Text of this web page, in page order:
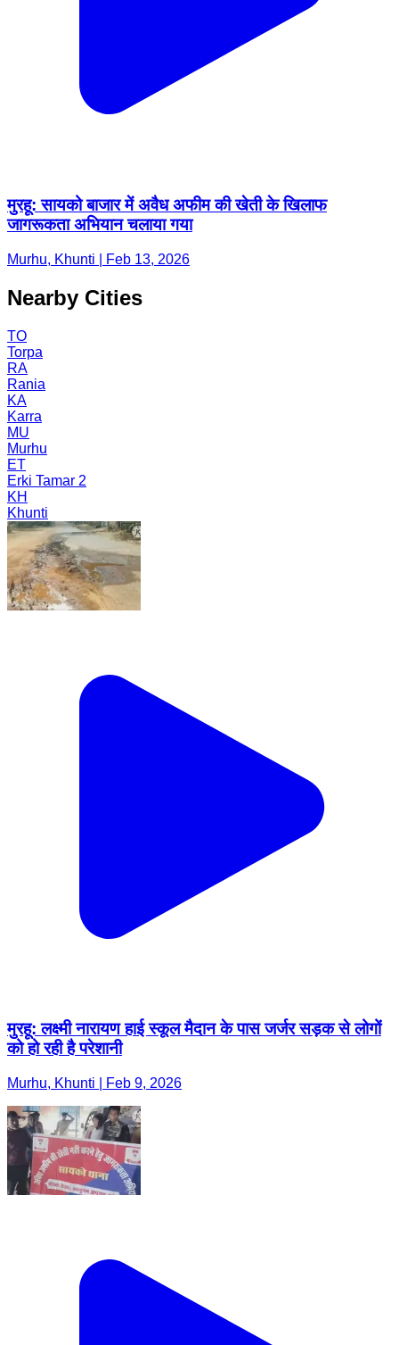
मुरहू: सायको बाजार में अवैध अफीम की खेती के खिलाफ
जागरूकता अभियान चलाया गया
Murhu, Khunti | Feb 13, 2026
Nearby Cities
TO
Torpa
RA
Rania
KA
Karra
MU
Murhu
ET
Erki Tamar 2
KH
Khunti
मुरहू: लक्ष्मी नारायण हाई स्कूल मैदान के पास जर्जर सड़क से लोगों
को हो रही है परेशानी
Murhu, Khunti | Feb 9, 2026